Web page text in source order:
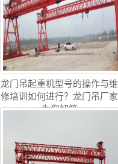
龙门吊起重机型号的操作与维
修培训如何进行？龙门吊厂家
为您解答